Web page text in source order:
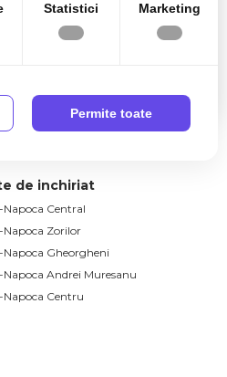
74mp, Borhanci-
de inchiriat
Central
Zorilor
Gheorgheni
Andrei Muresanu
Centru
Statistici Marketing
Permite toate